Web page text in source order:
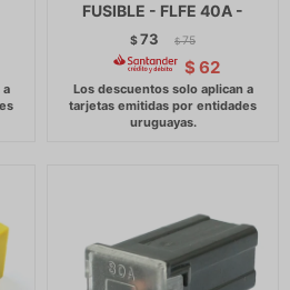
FUSIBLE - FLFE 40A -
$73 $ 75
$ 62